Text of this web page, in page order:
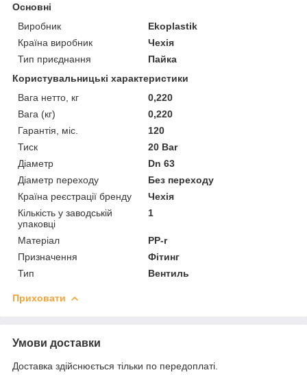
Основні
Виробник
Ekoplastik
Країна виробник
Чехія
Тип приєднання
Пайка
Користувальницькі характеристики
Вага нетто, кг
0,220
Вага (кг)
0,220
Гарантія, міс.
120
Тиск
20 Bar
Діаметр
Dn 63
Діаметр переходу
Без переходу
Країна реєстрації бренду
Чехія
Кількість у заводській
упаковці
1
Матеріал
PP-r
Призначення
Фітинг
Тип
Вентиль
Приховати
Умови доставки
Доставка здійснюється тільки по передоплаті.